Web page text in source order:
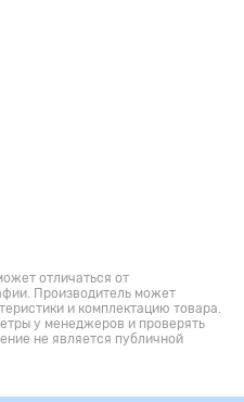
отличаться от
Производитель может
и комплектацию товара.
у менеджеров и проверять
не является публичной